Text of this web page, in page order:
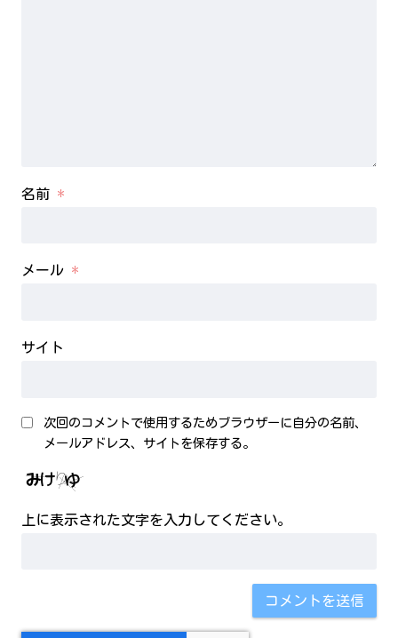
名前 *
メール *
サイト
次回のコメントで使用するためブラウザーに自分の名前、
メールアドレス、サイトを保存する。
上に表示された文字を入力してください。